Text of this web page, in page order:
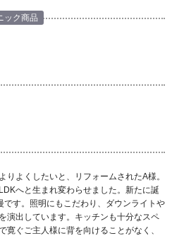
ック商品
りよくしたいと、リフォームされたA様。
へと生まれ変わらせました。新たに誕
す。照明にもこだわり、ダウンライトや
演出しています。キッチンも十分なスペ
寛ぐご主人様に背を向けることがなく、